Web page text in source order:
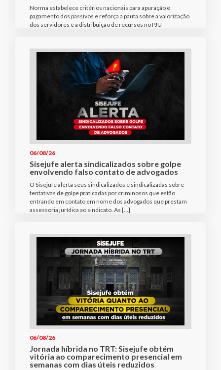
Norma estabelece critérios nacionais para apuração e
pagamento dos passivos e reforça a pauta sobre a valorização
dos servidores e a distribuição de recursos no PJU
06/08/26
Sisejufe alerta sindicalizados sobre golpe
envolvendo falso contato de advogados
O Sisejufe alerta seus sindicalizados e sindicalizadas sobre
tentativas de golpe praticadas por criminosos que estão
entrando em contato em nome dos advogados que prestam
assessoria jurídica ao sindicato. As […]
06/08/26
Jornada híbrida no TRT: Sisejufe obtém
vitória ao comparecimento presencial em
semanas com dias úteis reduzidos